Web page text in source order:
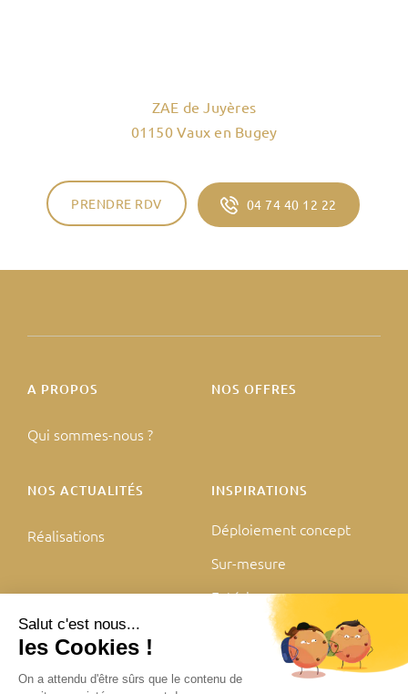
ZAE de Juyères
01150 Vaux en Bugey
PRENDRE RDV 04 74 40 12 22
A PROPOS
Qui sommes-nous ?
NOS OFFRES
NOS ACTUALITÉS
Réalisations
INSPIRATIONS
Déploiement concept
Sur-mesure
Extérieur